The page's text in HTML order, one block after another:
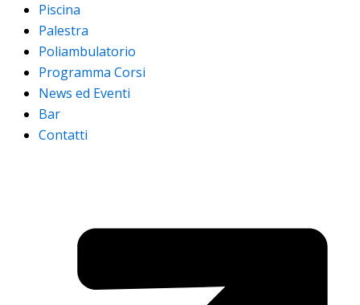
Piscina
Palestra
Poliambulatorio
Programma Corsi
News ed Eventi
Bar
Contatti